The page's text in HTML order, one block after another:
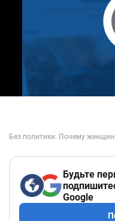
Будьте
Google